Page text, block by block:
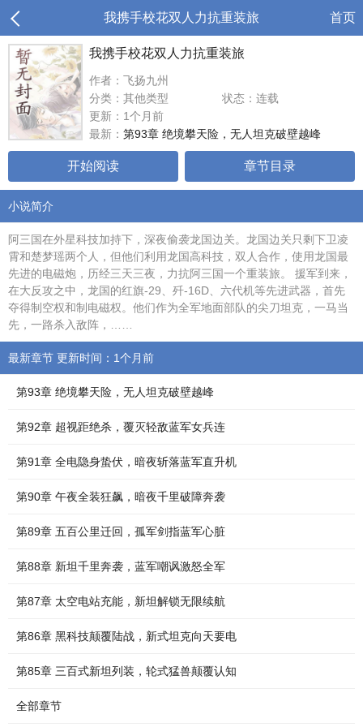
我携手校花双人力抗重装旅 首页
我携手校花双人力抗重装旅
作者：飞扬九州
分类：其他类型
状态：连载
更新：1个月前
最新： 第93章 绝境攀天险，无人坦克破壁越峰
开始阅读 章节目录
小说简介
阿三国在外星科技加持下，深夜偷袭龙国边关。龙国边关只剩下卫凌
霄和楚梦瑶两个人，但他们利用龙国高科技，双人合作，使用龙国最
先进的电磁炮，历经三天三夜，力抗阿三国一个重装旅。 援军到来，
在大反攻之中，龙国的红旗-29、歼-16D、六代机等先进武器，首先
夺得制空权和制电磁权。他们作为全军地面部队的尖刀坦克，一马当
先，一路杀入敌阵，……
最新章节 更新时间：1个月前
第93章 绝境攀天险，无人坦克破壁越峰
第92章 超视距绝杀，覆灭轻敌蓝军女兵连
第91章 全电隐身蛰伏，暗夜斩落蓝军直升机
第90章 午夜全装狂飙，暗夜千里破障奔袭
第89章 五百公里迁回，孤军剑指蓝军心脏
第88章 新坦千里奔袭，蓝军嘲讽激怒全军
第87章 太空电站充能，新坦解锁无限续航
第86章 黑科技颠覆陆战，新式坦克向天要电
第85章 三百式新坦列装，轮式猛兽颠覆认知
全部章节